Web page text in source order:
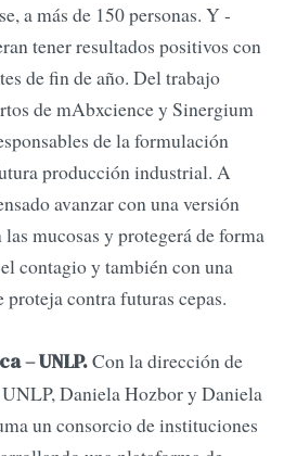
a más de 150 personas. Y -
tener resultados positivos con
de fin de año. Del trabajo
de mAbxcience y Sinergium
de la formulación
producción industrial. A
avanzar con una versión
mucosas y protegerá de forma
contagio y también con una
contra futuras cepas.
– UNLP.Con la dirección de
Daniela Hozbor y Daniela
un consorcio de instituciones